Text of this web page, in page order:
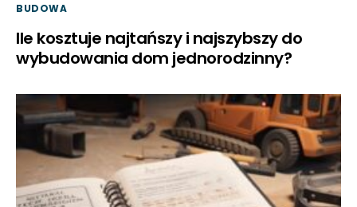
BUDOWA
Ile kosztuje najtańszy i najszybszy do
wybudowania dom jednorodzinny?